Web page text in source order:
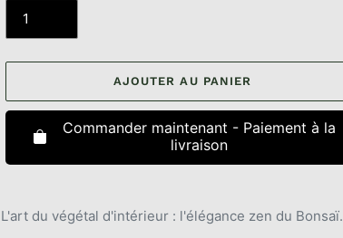
AJOUTER AU PANIER
Commander maintenant - Paiement à la
livraison
d'un
L'art du végétal d'intérieur : l'élégance zen du Bonsaï.